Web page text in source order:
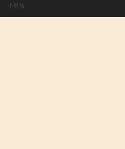
小男孩